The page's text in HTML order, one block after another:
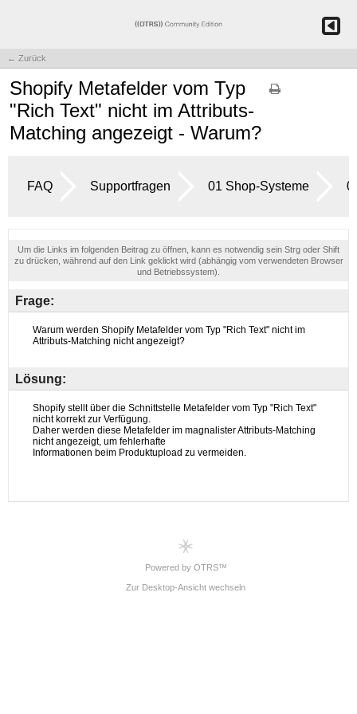
← Zurück
Shopify Metafelder vom Typ
"Rich Text" nicht im Attributs-
Matching angezeigt - Warum?
FAQ Supportfragen 01 Shop-Systeme
Um die Links im folgenden Beitrag zu öffnen, kann es notwendig sein Strg oder Shift
zu drücken, während auf den Link geklickt wird (abhängig vom verwendeten Browser
und Betriebssystem).
Frage:
Lösung:
Powered by OTRS™
Zur Desktop-Ansicht wechseln